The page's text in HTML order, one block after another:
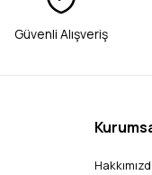
Güvenli Alışveriş